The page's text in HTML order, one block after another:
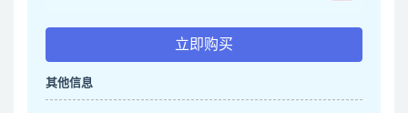
立即购买
其他信息